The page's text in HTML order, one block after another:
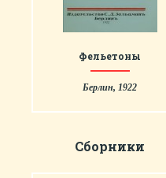
Фельетоны
Берлин, 1922
Сборники